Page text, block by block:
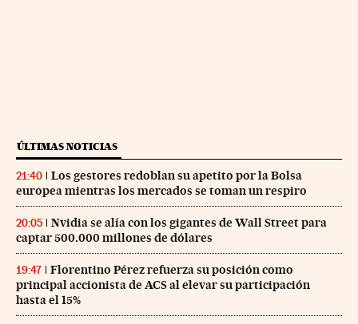
ÚLTIMAS NOTICIAS
21:40
Los gestores redoblan su apetito por la Bolsa
europea mientras los mercados se toman un respiro
20:05
Nvidia se alía con los gigantes de Wall Street para
captar 500.000 millones de dólares
19:47
Florentino Pérez refuerza su posición como
principal accionista de ACS al elevar su participación
hasta el 15%